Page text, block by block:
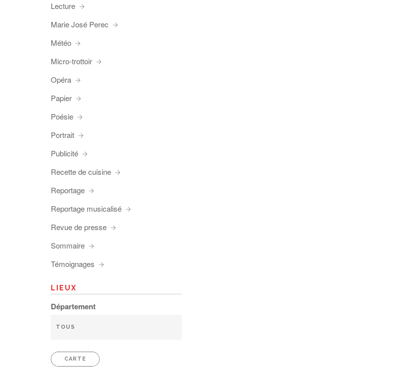
Lecture
Marie José Perec
Météo
Micro-trottoir
Opéra
Papier
Poésie
Portrait
Publicité
Recette de cuisine
Reportage
Reportage musicalisé
Revue de presse
Sommaire
Témoignages
LIEUX
Département
CARTE